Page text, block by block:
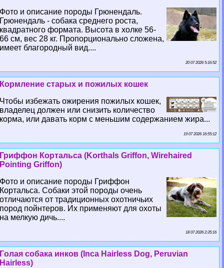
Фото и описание породы Грюнендаль.
Грюнендаль - собака среднего роста,
квадратного формата. Высота в холке 56-
66 см, вес 28 кг. Пропорционально сложена,
имеет благородный вид....
20 07 2026 5:16:52
Кормление старых и пожилых кошек
Чтобы избежать ожирения пожилых кошек,
владелец должен или снизить количество
корма, или давать корм с меньшим содержанием жира...
19 07 2026 16:55:12
Гриффон Кортальса (Korthals Griffon, Wirehaired
Pointing Griffon)
Фото и описание породы Гриффон
Кортальса. Собаки этой породы очень
отличаются от традиционных охотничьих
пород пойнтеров. Их применяют для охоты
на мелкую дичь....
18 07 2026 2:35:16
Гoлая собака инков (Inca Hairless Dog, Peruvian
Hairless)